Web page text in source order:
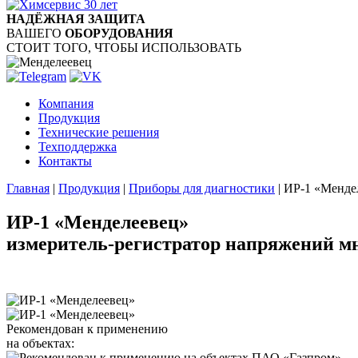
НАДЁЖНАЯ ЗАЩИТА
ВАШЕГО ОБОРУДОВАНИЯ
СТОИТ ТОГО, ЧТОБЫ ИСПОЛЬЗОВАТЬ
Компания
Продукция
Технические решения
Техподдержка
Контакты
Главная | Продукция | Приборы для диагностики | ИР-1
ИР-1 «Менделеевец»
измеритель-регистратор напряжений
Рекомендован к применению
на объектах: